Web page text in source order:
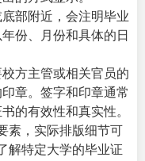
部附近，会注明毕业
份、月份和具体的日
方主管或相关官员的
章。签字和印章通常
的有效性和真实性。
素，实际排版细节可
解特定大学的毕业证